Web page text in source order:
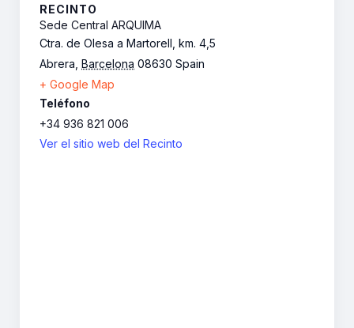
RECINTO
Sede Central ARQUIMA
Ctra. de Olesa a Martorell, km. 4,5
Abrera, Barcelona 08630 Spain
+ Google Map
Teléfono
+34 936 821 006
Ver el sitio web del Recinto